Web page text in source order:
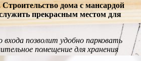
дома с мансардой
прекрасным местом для
позволит удобно парковать
помещение для хранения